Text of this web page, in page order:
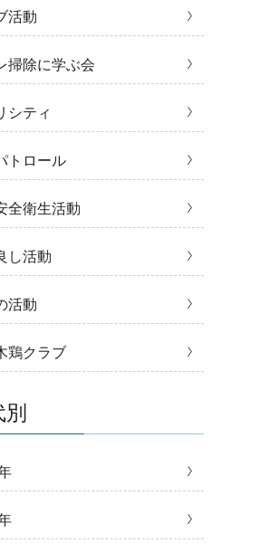
活動
掃除に学ぶ会
シティ
トロール
全衛生活動
し活動
活動
鶏クラブ
別